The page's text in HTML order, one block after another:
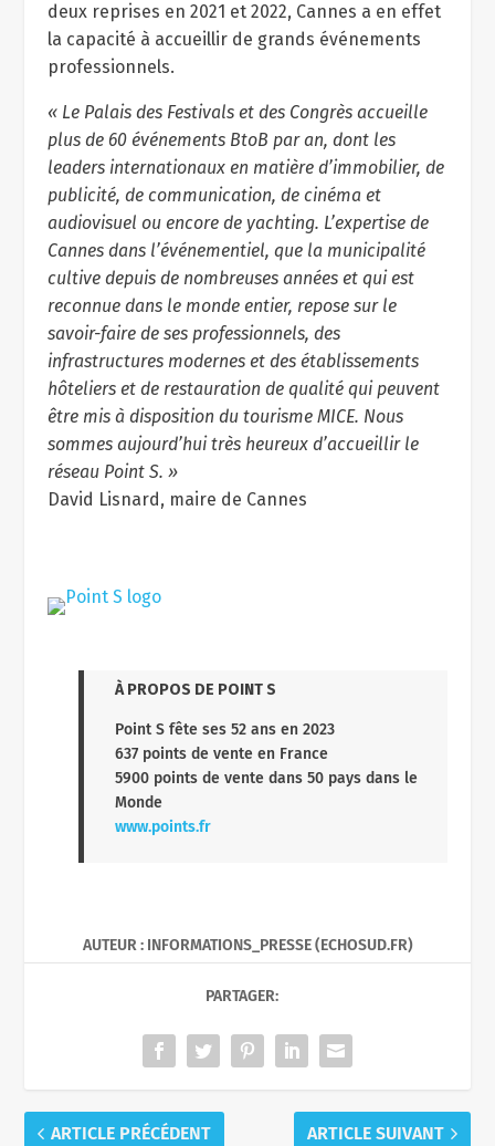
deux reprises en 2021 et 2022, Cannes a en effet
la capacité à accueillir de grands événements
professionnels.
« Le Palais des Festivals et des Congrès accueille
plus de 60 événements BtoB par an, dont les
leaders internationaux en matière d’immobilier, de
publicité, de communication, de cinéma et
audiovisuel ou encore de yachting. L’expertise de
Cannes dans l’événementiel, que la municipalité
cultive depuis de nombreuses années et qui est
reconnue dans le monde entier, repose sur le
savoir-faire de ses professionnels, des
infrastructures modernes et des établissements
hôteliers et de restauration de qualité qui peuvent
être mis à disposition du tourisme MICE. Nous
sommes aujourd’hui très heureux d’accueillir le
réseau Point S. »
David Lisnard, maire de Cannes
À PROPOS DE POINT S
Point S fête ses 52 ans en 2023
637 points de vente en France
5900 points de vente dans 50 pays dans le
Monde
www.points.fr
AUTEUR : INFORMATIONS_PRESSE (ECHOSUD.FR)
PARTAGER:
ARTICLE PRÉCÉDENT ARTICLE SUIVANT